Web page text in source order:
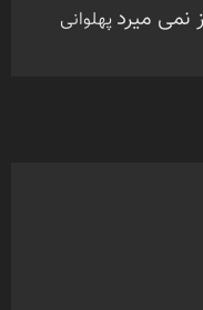
نمی میرد پهلوانی